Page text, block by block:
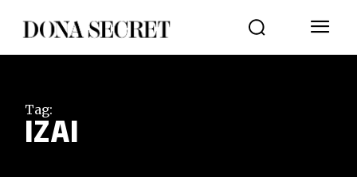
Tag:
IZAI